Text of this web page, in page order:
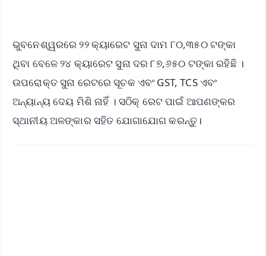
ଭୁବନେଶ୍ୱରରେ ୨୨ କ୍ୟାରେଟ ସୁନା ଦାମ ୮୦,୩୫୦ ଟଙ୍କା
ଥିବା ବେଳେ ୨୪ କ୍ୟାରେଟ ସୁନା ଦର ୮୭,୬୫୦ ଟଙ୍କା ରହିଛି ।
ଉପରୋକ୍ତ ସୁନା ରେଟରେ ସୂଚକ ଏବଂ GST, TCS ଏବଂ
ଅନ୍ୟାନ୍ୟ ଦେୟ ମିଶି ନାହିଁ । ସଠିକ୍ ରେଟ ପାଇଁ ଆପଣଙ୍କର
ସ୍ଥାନୀୟ ଅଳଙ୍କାର ସହିତ ଯୋଗାଯୋଗ କରନ୍ତୁ।